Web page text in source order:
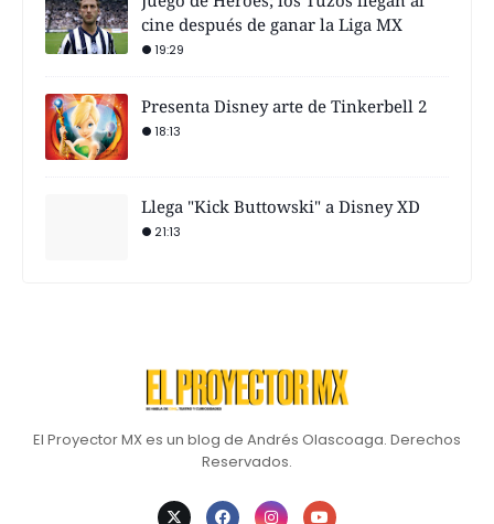
cine después de ganar la Liga MX
19:29
Presenta Disney arte de Tinkerbell 2
18:13
Llega "Kick Buttowski" a Disney XD
21:13
El Proyector MX es un blog de Andrés Olascoaga. Derechos
Reservados.